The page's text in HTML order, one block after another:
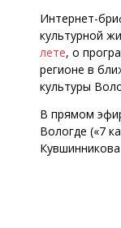
Интернет-
культурной
лете, о
регионе в
культуры
В прямом
Вологде («7